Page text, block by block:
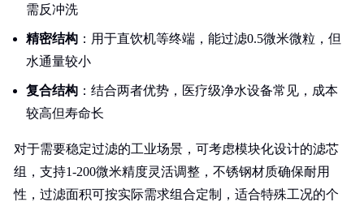
需反冲洗
精密结构 ：用于直饮机等终端，能过滤0.5微米微粒，但
水通量较小
复合结构 ：结合两者优势，医疗级净水设备常见，成本
较高但寿命长
对于需要稳定过滤的工业场景，可考虑模块化设计的滤芯
组，支持1-200微米精度灵活调整，不锈钢材质确保耐用
性，过滤面积可按实际需求组合定制，适合特殊工况的个